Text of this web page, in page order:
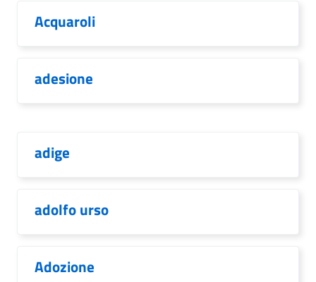
Acquaroli
adesione
adige
adolfo urso
Adozione